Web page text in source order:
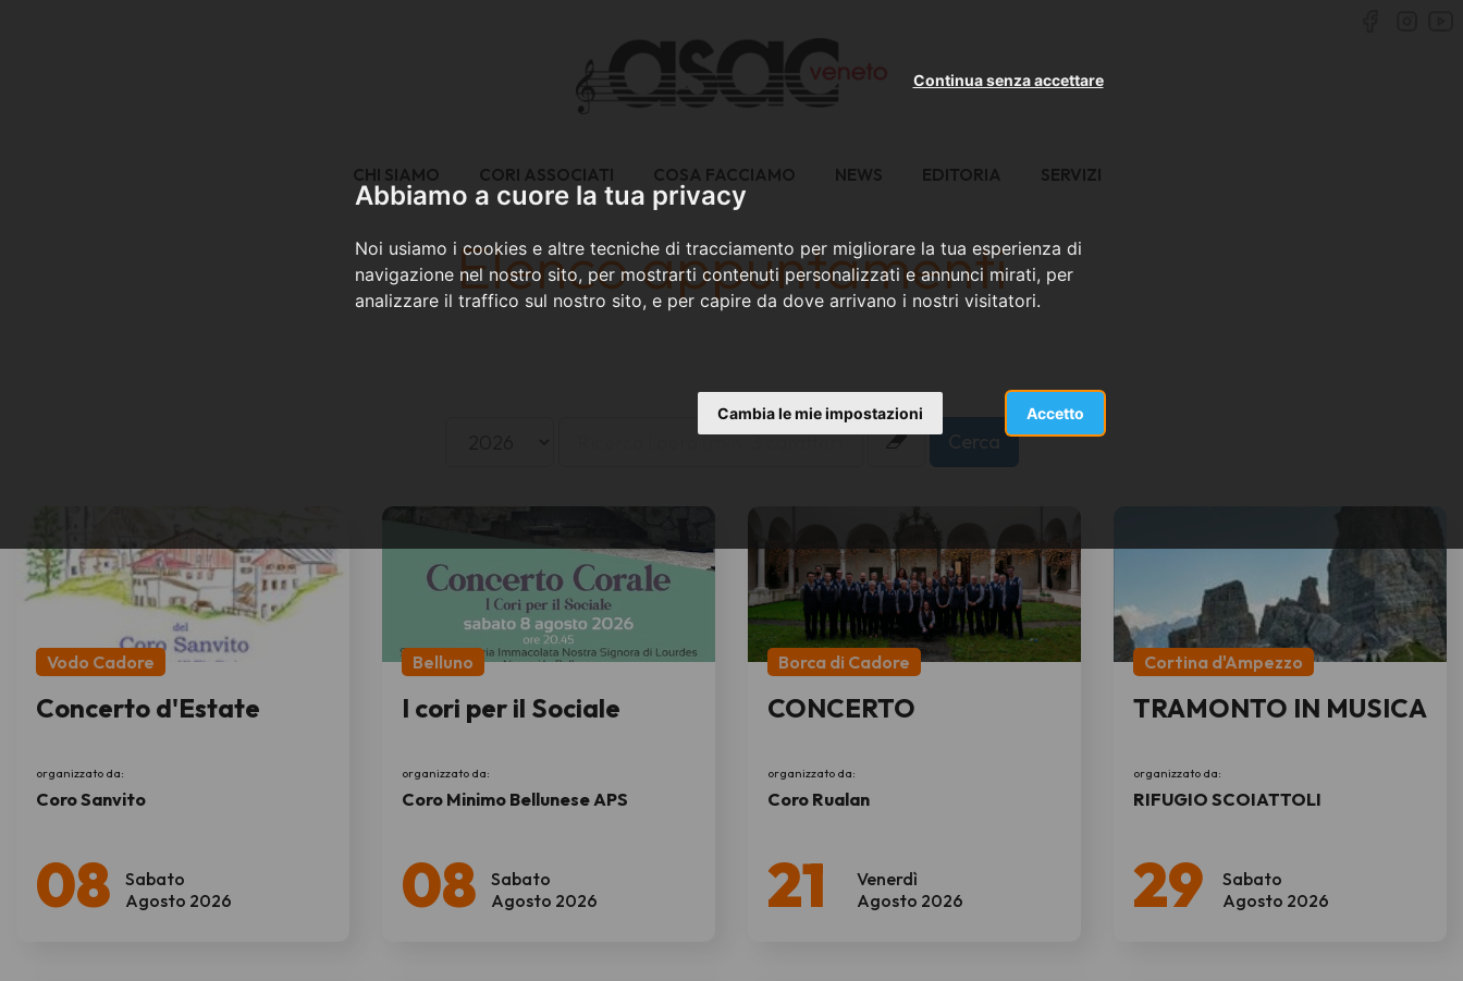
Abbiamo a cuore la tua privacy
Noi usiamo i cookies e altre tecniche di tracciamento per migliorare la tua esperienza di
navigazione nel nostro sito, per mostrarti contenuti personalizzati e annunci mirati, per
analizzare il traffico sul nostro sito, e per capire da dove arrivano i nostri visitatori.
Accetto
Continua senza accettare
Cambia le mie impostazioni
CHI SIAMO CORI ASSOCIATI COSA FACCIAMO NEWS EDITORIA SERVIZI
Elenco appuntamenti
Sabato
08 Agosto 2026
Vodo Cadore
Concerto d'Estate
organizzato da:
Coro Sanvito
Sabato
08 Agosto 2026
Belluno
I cori per il Sociale
organizzato da:
Coro Minimo Bellunese APS
Venerdì
21 Agosto 2026
Borca di Cadore
CONCERTO
organizzato da:
Coro Rualan
Sabato
29 Agosto 2026
Cortina d'Ampezzo
TRAMONTO IN MUSICA
organizzato da:
RIFUGIO SCOIATTOLI